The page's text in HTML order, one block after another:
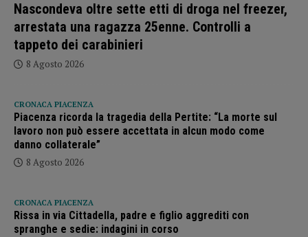
Nascondeva oltre sette etti di droga nel freezer,
arrestata una ragazza 25enne. Controlli a
tappeto dei carabinieri
8 Agosto 2026
CRONACA PIACENZA
Piacenza ricorda la tragedia della Pertite: “La morte sul
lavoro non può essere accettata in alcun modo come
danno collaterale”
8 Agosto 2026
CRONACA PIACENZA
Rissa in via Cittadella, padre e figlio aggrediti con
spranghe e sedie: indagini in corso